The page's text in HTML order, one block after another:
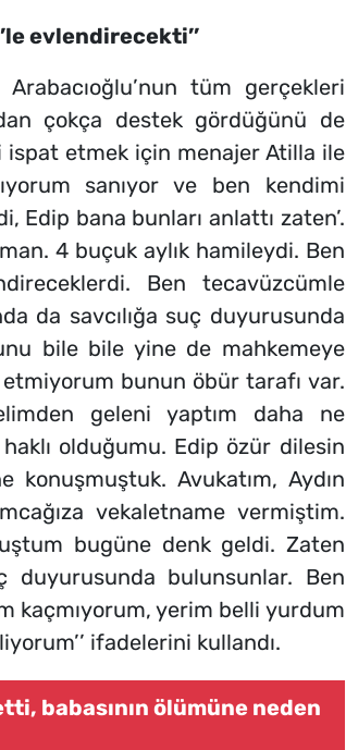
evlendirecekti’’
tüm gerçekleri
çokça destek gördüğünü de
ispat etmek için menajer Atilla ile
sanıyor ve ben kendimi
Edip bana bunları anlattı zaten’.
4 buçuk aylık hamileydi. Ben
Ben tecavüzcümle
da savcılığa suç duyurusunda
bile bile yine de mahkemeye
bunun öbür tarafı var.
geleni yaptım daha ne
olduğumu. Edip özür dilesin
konuşmuştuk. Avukatım, Aydın
vekaletname vermiştim.
bugüne denk geldi. Zaten
duyurusunda bulunsunlar. Ben
kaçmıyorum, yerim belli yurdum
ifadelerini kullandı.
babasının ölümüne neden